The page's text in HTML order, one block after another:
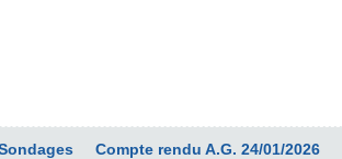
Compte rendu A.G. 24/01/2026